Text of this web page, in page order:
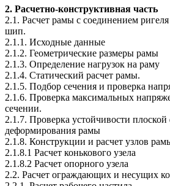
2. Расчетно-конструктивная часть
2.1. Расчет рамы с соединением
шип.
2.1.1. Исходные данные
2.1.2. Геометрические размеры рамы
2.1.3. Определение нагрузок на раму
2.1.4. Статический расчет рамы.
2.1.5. Подбор сечения и проверка
2.1.6. Проверка максимальных
сечении.
2.1.7. Проверка устойчивости
деформирования рамы
2.1.8. Конструкции и расчет узлов
2.1.8.1 Расчет конькового узела
2.1.8.2 Расчет опорного узела
2.2. Расчет ограждающих и несущих